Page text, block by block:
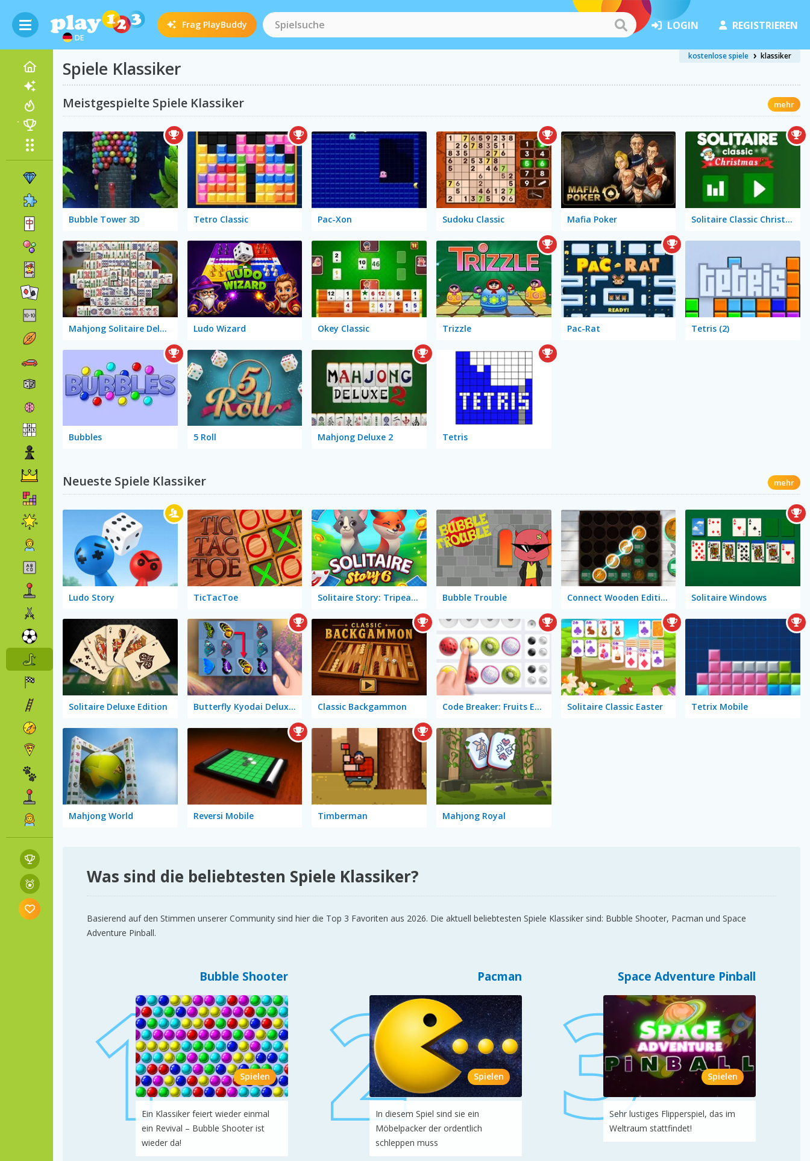
DE
Frag PlayBuddy LOGIN REGISTRIEREN
Spiele Klassiker
kostenlose spiele klassiker
Meistgespielte Spiele Klassiker mehr
Bubble Tower 3D Tetro Classic Pac-Xon Sudoku Classic Mafia Poker Solitaire Classic Christmas
Mahjong Solitaire Deluxe Ludo Wizard Okey Classic Trizzle Pac-Rat Tetris (2)
Bubbles 5 Roll Mahjong Deluxe 2 Tetris
Neueste Spiele Klassiker mehr
Ludo Story TicTacToe Solitaire Story: Tripeaks 6 Bubble Trouble Connect Wooden Edition Solitaire Windows
Solitaire Deluxe Edition Butterfly Kyodai Deluxe 2 Classic Backgammon Code Breaker: Fruits Edition Solitaire Classic Easter Tetrix Mobile
Mahjong World Reversi Mobile Timberman Mahjong Royal
Was sind die beliebtesten Spiele Klassiker?
Basierend auf den Stimmen unserer Community sind hier die Top 3 Favoriten aus 2026. Die aktuell beliebtesten Spiele Klassiker sind: Bubble Shooter, Pacman und Space
Adventure Pinball.
Bubble Shooter
Spielen
Ein Klassiker feiert wieder einmal
ein Revival – Bubble Shooter ist
wieder da!
Pacman
Spielen
In diesem Spiel sind sie ein
Möbelpacker der ordentlich
schleppen muss
Space Adventure Pinball
Spielen
Sehr lustiges Flipperspiel, das im
Weltraum stattfindet!